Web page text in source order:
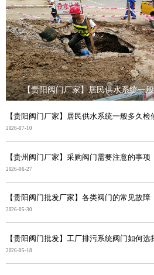
【贵阳阀门厂家】居民供水系统一
【贵阳阀门厂家】居民供水系统一般多久检
2026-07-10
【贵州阀门厂家】采购阀门需要注意的事项
2026-06-27
【贵阳阀门批发厂家】各类阀门的常见故障
2026-05-30
【贵阳阀门批发】工厂排污系统阀门如何选
2026-05-18